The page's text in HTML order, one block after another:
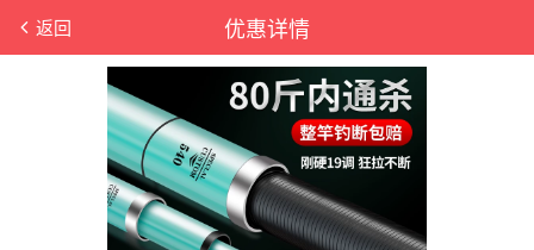
优惠详情
返回